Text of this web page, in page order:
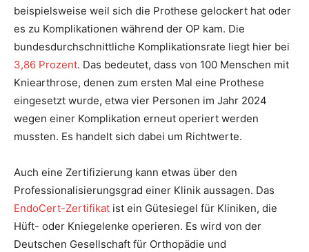
beispielsweise weil sich die Prothese gelockert hat oder
es zu Komplikationen während der OP kam. Die
bundesdurchschnittliche Komplikationsrate liegt hier bei
3,86 Prozent. Das bedeutet, dass von 100 Menschen mit
Kniearthrose, denen zum ersten Mal eine Prothese
eingesetzt wurde, etwa vier Personen im Jahr 2024
wegen einer Komplikation erneut operiert werden
mussten. Es handelt sich dabei um Richtwerte.
Auch eine Zertifizierung kann etwas über den
Professionalisierungsgrad einer Klinik aussagen. Das
EndoCert-Zertifikat ist ein Gütesiegel für Kliniken, die
Hüft- oder Kniegelenke operieren. Es wird von der
Deutschen Gesellschaft für Orthopädie und